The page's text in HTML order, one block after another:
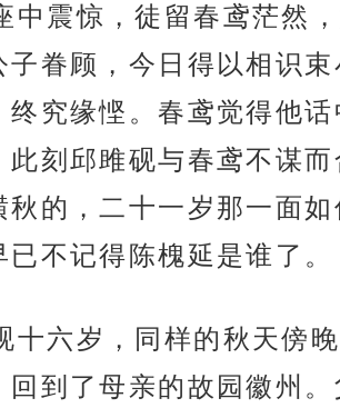
中震惊，徒留春鸢茫然
眷顾，今日得以相识
终究缘悭。春鸢觉得他
此刻邱雎砚与春鸢不谋
秋的，二十一岁那一面
不记得陈槐延是谁了。
十六岁，同样的秋天傍
到了母亲的故园徽州